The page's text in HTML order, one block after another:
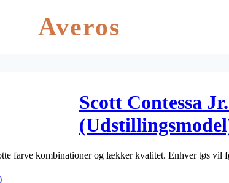
Averos
Scott Contessa
farve kombinationer og lækker kvalitet. Enhver tøs vil